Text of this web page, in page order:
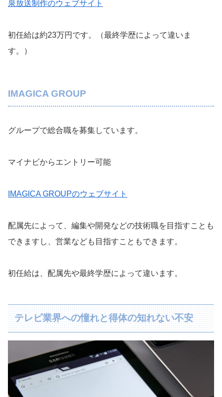
泉放送制作のウェブサイト
初任給は約23万円です。（最終学歴によって違いま
す。）
IMAGICA GROUP
グループで総合職を募集しています。
マイナビからエントリー可能
IMAGICA GROUPのウェブサイト
配属先によって、編集や開発などの技術職を目指すことも
できますし、営業なども目指すこともできます。
初任給は、配属先や最終学歴によって違います。
テレビ業界への憧れと得体の知れない不安